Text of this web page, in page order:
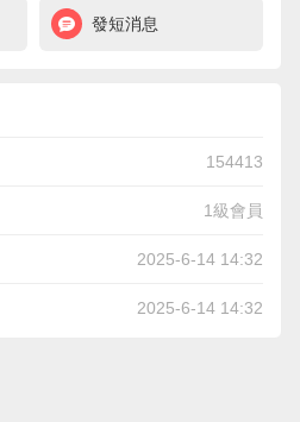
發短消息
154413
1級會員
2025-6-14 14:32
2025-6-14 14:32